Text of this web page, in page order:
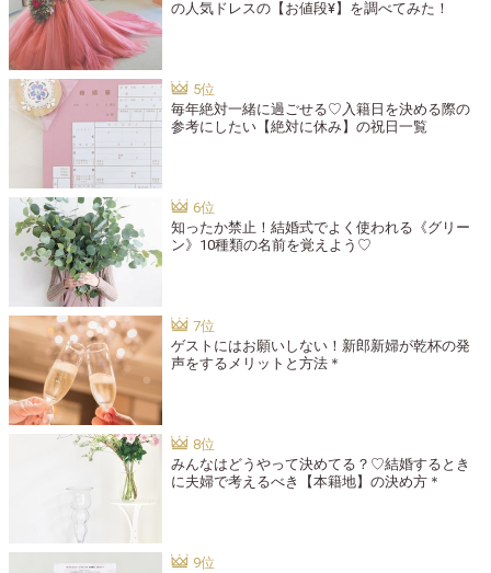
の人気ドレスの【お値段¥】を調べてみた！
毎年絶対一緒に過ごせる♡入籍日を決める際の
参考にしたい【絶対に休み】の祝日一覧
知ったか禁止！結婚式でよく使われる《グリー
ン》10種類の名前を覚えよう♡
ゲストにはお願いしない！新郎新婦が乾杯の発
声をするメリットと方法＊
みんなはどうやって決めてる？♡結婚するとき
に夫婦で考えるべき【本籍地】の決め方＊